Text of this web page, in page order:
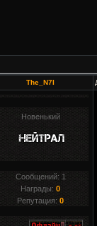
The_N7I
Новенький
Сообщений: 1
Награды:0
Репутация:0